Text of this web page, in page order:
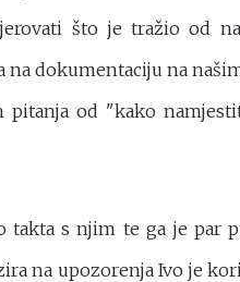
što je tražio od
dokumentaciju na
od "kako
s njim te ga je par
na upozorenja Ivo je